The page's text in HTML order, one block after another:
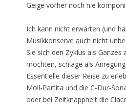
Geige vorher noch nie
Ich kann nicht erwarten (und
Musikkonserve auch nicht
Sie sich den Zyklus als
möchten, schlage als
Essentielle dieser Reise zu
Moll-Partita und die C-Dur-
oder bei Zeitknappheit die